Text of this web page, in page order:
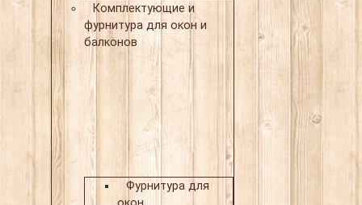
Комплектующие и
фурнитура для окон и
балконов
Фурнитура для